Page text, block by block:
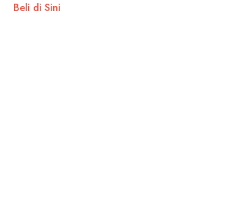
Beli di Sini